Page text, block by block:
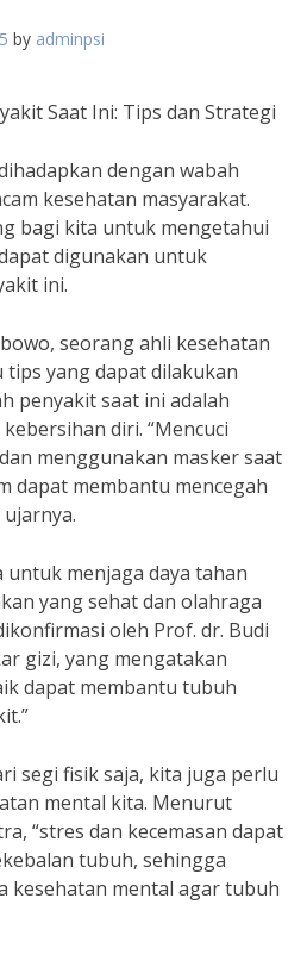
by adminpsi
Saat Ini: Tips dan Strategi
dengan wabah
kesehatan masyarakat.
bagi kita untuk mengetahui
digunakan untuk
ini.
seorang ahli kesehatan
tips yang dapat dilakukan
penyakit saat ini adalah
diri. “Mencuci
menggunakan masker saat
dapat membantu mencegah
menjaga daya tahan
yang sehat dan olahraga
oleh Prof. dr. Budi
gizi, yang mengatakan
dapat membantu tubuh
segi fisik saja, kita juga perlu
mental kita. Menurut
“stres dan kecemasan dapat
tubuh, sehingga
kesehatan mental agar tubuh